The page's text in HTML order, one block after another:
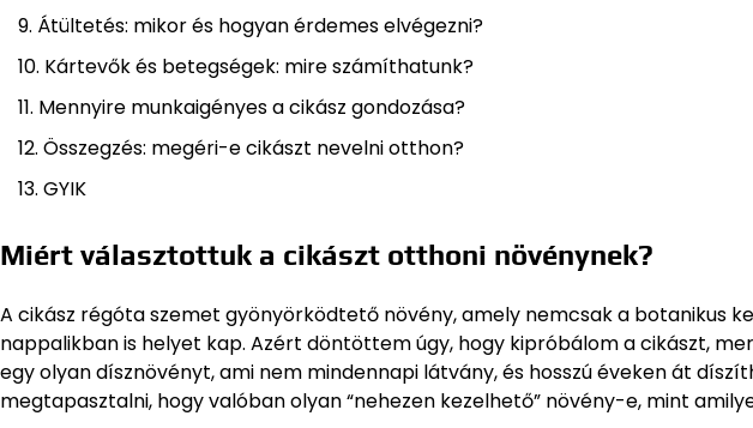
Átültetés: mikor és hogyan érdemes elvégezni?
Kártevők és betegségek: mire számíthatunk?
Mennyire munkaigényes a cikász gondozása?
Összegzés: megéri-e cikászt nevelni otthon?
GYIK
Miért választottuk a cikászt otthoni növénynek?
A cikász régóta szemet gyönyörködtető növény, amely nemcsak a botanikus
nappalikban is helyet kap. Azért döntöttem úgy, hogy kipróbálom a cikászt,
egy olyan dísznövényt, ami nem mindennapi látvány, és hosszú éveken át
megtapasztalni, hogy valóban olyan “nehezen kezelhető” növény-e, mint